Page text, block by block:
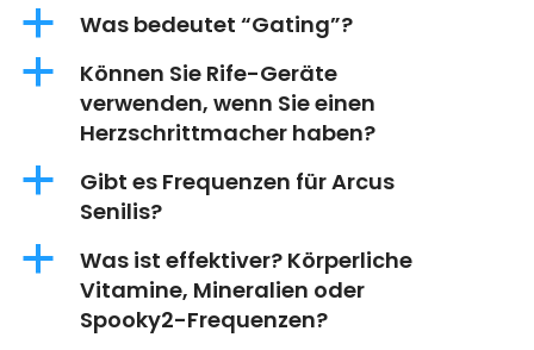
a Was bedeutet “Gating”?
a
Können Sie Rife-Geräte
verwenden, wenn Sie einen
Herzschrittmacher haben?
a
Gibt es Frequenzen für Arcus
Senilis?
a
Was ist effektiver? Körperliche
Vitamine, Mineralien oder
Spooky2-Frequenzen?